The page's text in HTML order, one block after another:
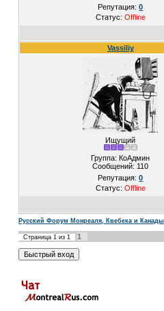
Репутация:0
Статус: Offline
Vassiliy
Ищущий
Группа: КоАдмин
Сообщений: 110
Репутация:0
Статус: Offline
Русский Форум Монреаля, Квебека и Канады
Страница 1из 1
1